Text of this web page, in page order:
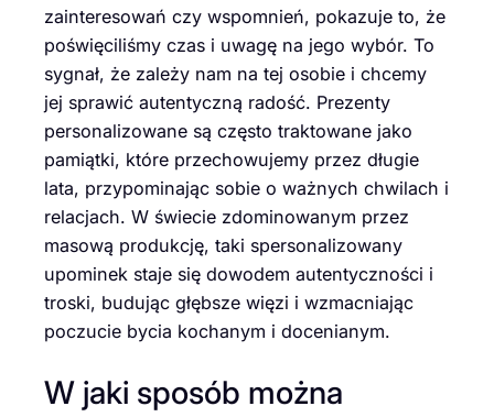
zainteresowań czy wspomnień, pokazuje to, że
poświęciliśmy czas i uwagę na jego wybór. To
sygnał, że zależy nam na tej osobie i chcemy
jej sprawić autentyczną radość. Prezenty
personalizowane są często traktowane jako
pamiątki, które przechowujemy przez długie
lata, przypominając sobie o ważnych chwilach i
relacjach. W świecie zdominowanym przez
masową produkcję, taki spersonalizowany
upominek staje się dowodem autentyczności i
troski, budując głębsze więzi i wzmacniając
poczucie bycia kochanym i docenianym.
W jaki sposób można